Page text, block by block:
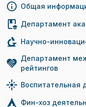
Общая
Департамент
Научно-
Департамент
рейтингов
Воспитательная
Фин-хоз